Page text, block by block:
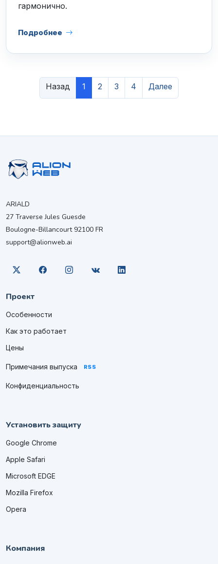
гармонично.
Подробнее
Назад 1 2 3 4 Далее
ARIALD
27 Traverse Jules Guesde
Boulogne-Billancourt 92100 FR
support@alionweb.ai
Проект
Особенности
Как это работает
Цены
Примечания выпуска RSS
Конфиденциальность
Установить защиту
Google Chrome
Apple Safari
Microsoft EDGE
Mozilla Firefox
Opera
Компания